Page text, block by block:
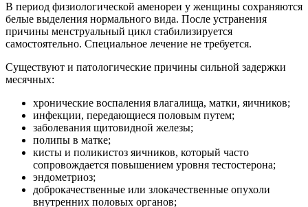
В период физиологической аменореи у женщины сохраняются
белые выделения нормального вида. После устранения
причины менструальный цикл стабилизируется
самостоятельно. Специальное лечение не требуется.
Существуют и патологические причины сильной задержки
месячных:
хронические воспаления влагалища, матки, яичников;
инфекции, передающиеся половым путем;
заболевания щитовидной железы;
полипы в матке;
кисты и поликистоз яичников, который часто
сопровождается повышением уровня тестостерона;
эндометриоз;
доброкачественные или злокачественные опухоли
внутренних половых органов;